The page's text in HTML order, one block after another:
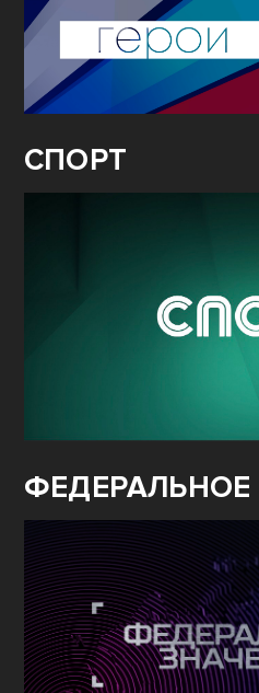
СПОРТ
ФЕДЕРАЛЬНОЕ